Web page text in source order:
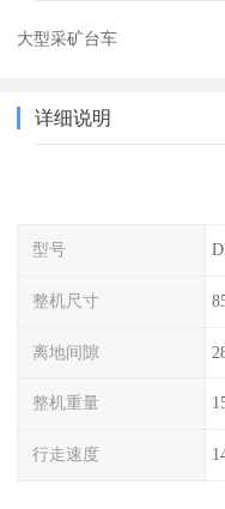
大型采矿台车
详细说明
型号
整机尺寸
离地间隙
整机重量
行走速度